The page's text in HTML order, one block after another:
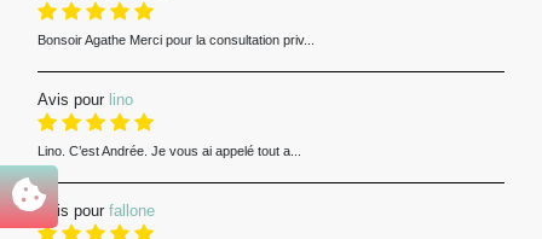
Bonsoir Agathe Merci pour la consultation priv...
Avis pour lino
Lino. C’est Andrée. Je vous ai appelé tout a...
Avis pour fallone